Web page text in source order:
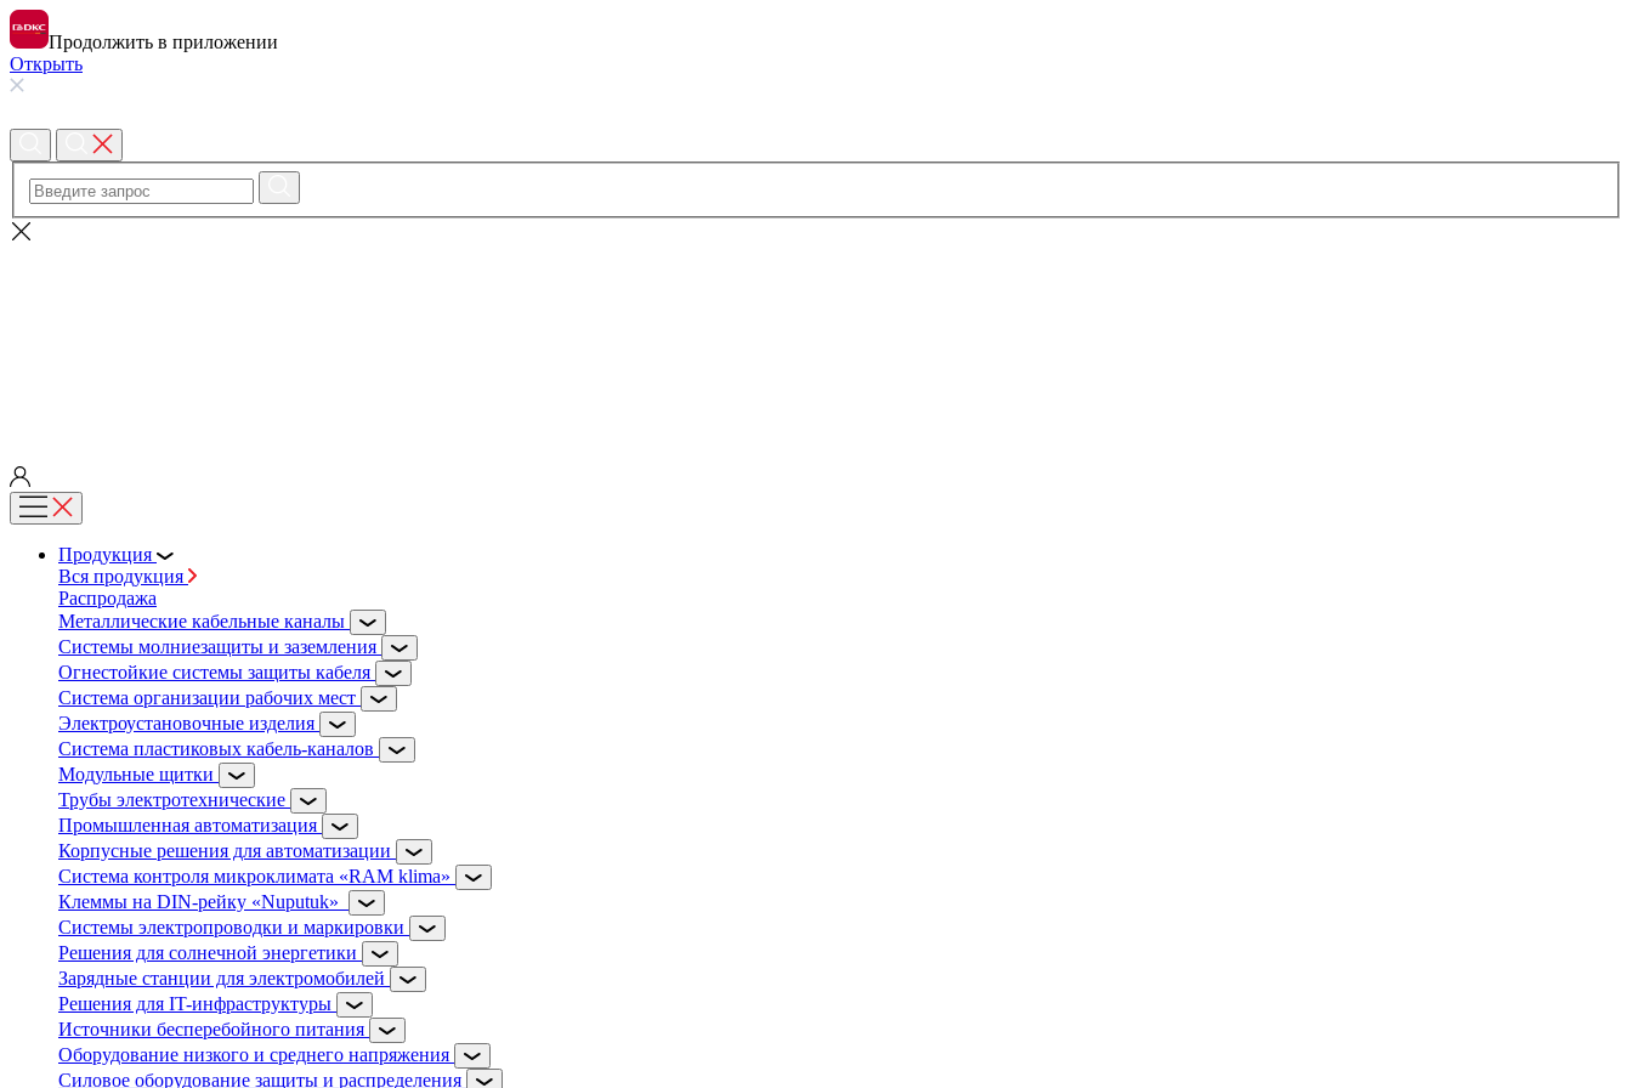
Продолжить в приложении
Открыть
Продукция
Вся продукция
Распродажа
Металлические кабельные каналы
Системы молниезащиты и заземления
Огнестойкие системы защиты кабеля
Система организации рабочих мест
Электроустановочные изделия
Система пластиковых кабель-каналов
Модульные щитки
Трубы электротехнические
Промышленная автоматизация
Корпусные решения для автоматизации
Система контроля микроклимата «RAM klima»
Клеммы на DIN-рейку «Nuputuk»
Системы электропроводки и маркировки
Решения для солнечной энергетики
Зарядные станции для электромобилей
Решения для IT-инфраструктуры
Источники бесперебойного питания
Оборудование низкого и среднего напряжения
Силовое оборудование защиты и распределения